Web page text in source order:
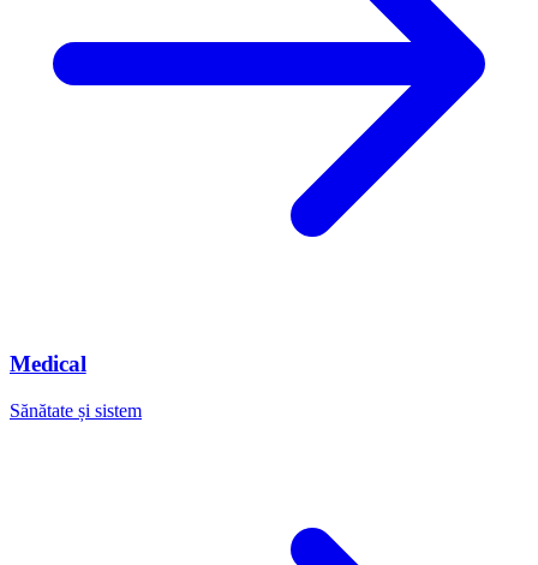
Medical
Sănătate și sistem